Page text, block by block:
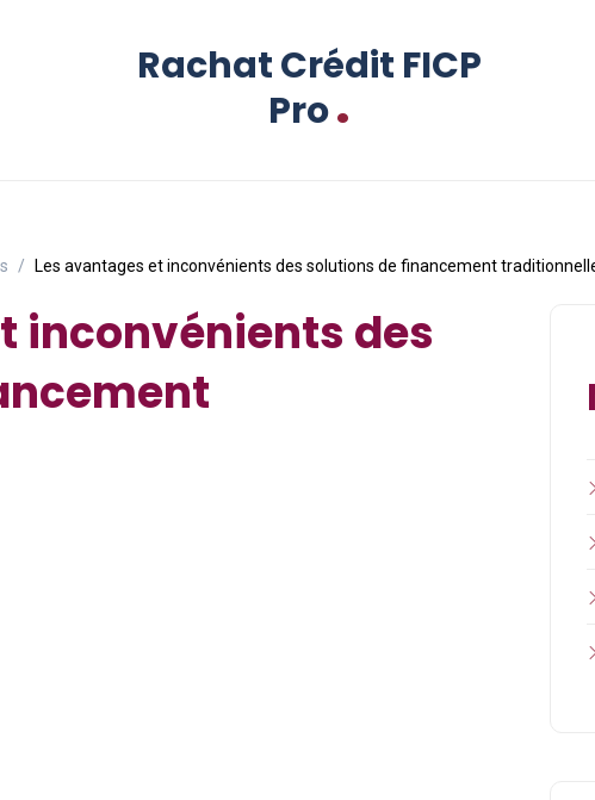
Rachat Crédit FICP
Pro.
Les avantages et inconvénients des solutions de financement
inconvénients des